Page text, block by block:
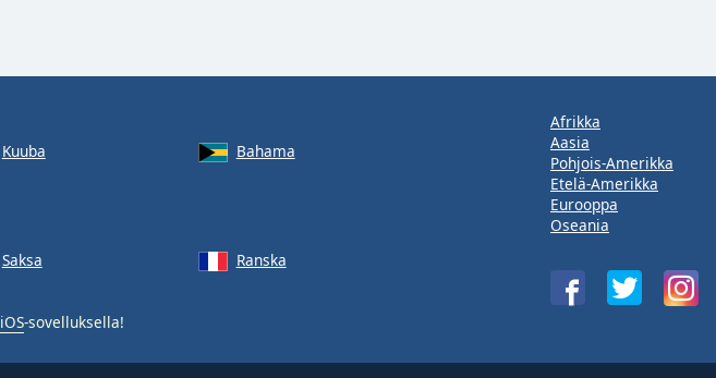
Kuuba
Bahama
Saksa Ranska
iOS-sovelluksella!
Afrikka
Aasia
Pohjois-Amerikka
Etelä-Amerikka
Eurooppa
Oseania